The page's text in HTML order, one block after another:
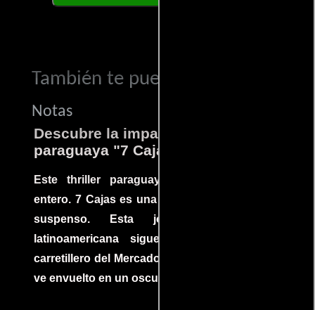
También te puede interesar...
Notas
Descubre la impactante película
paraguaya "7 Cajas"
Este thriller paraguayo cautivó al mundo
entero. 7 Cajas es una explosión de acción y
suspenso. Esta joya cinematográfica
latinoamericana sigue la historia de un
carretillero del Mercado 4 de Asunción que se
ve envuelto en un oscuro mundo de crimen